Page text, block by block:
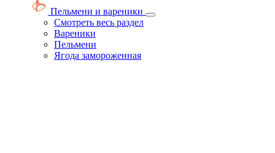
Пельмени и вареники
Смотреть весь раздел
Вареники
Пельмени
Ягода замороженная